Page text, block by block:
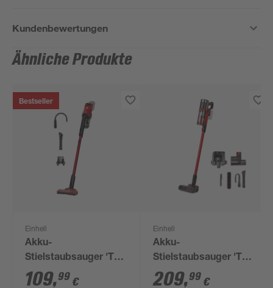
Kundenbewertungen
Ähnliche Produkte
Bestseller
Einhell
Akku-
Stielstaubsauger 'TE-
SV 18 Li-Solo' 18 V
109,99 €
Einhell
Akku-
Stielstaubsauger 'TE-
SV 18/270 Li BL-Solo'
209,99 €